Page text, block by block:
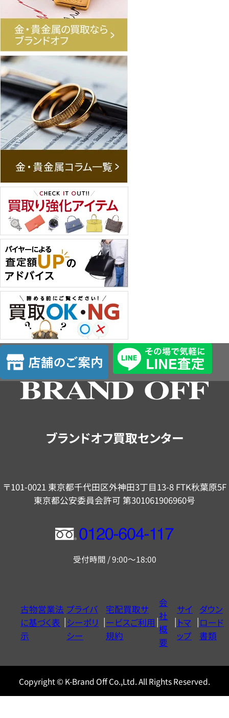
店
舗
の
ブランドオフ買取センター
〒101-0021 東京都千代田区外神田3丁目13-8 FTK秋葉原5F
東京都公安委員会許可 第301061906960号
フ
ー
ヤ
ル
0120604117
受付時間 / 9:00～18:00
古物営業法
に基づく表
示
プライバ
シーポリ
シー
宅配買取サ
ービスご利用
規約
会
社
概
要
サイ
トマ
ップ
ダウン
ロード
書類
Copyright © K-Brand Off Co.,Ltd. All Rights Reserved.